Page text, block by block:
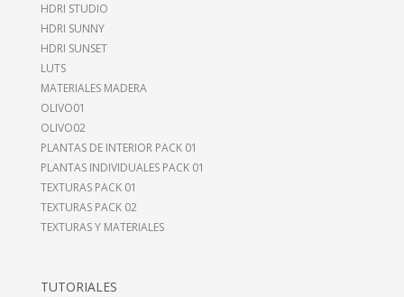
HDRI STUDIO
HDRI SUNNY
HDRI SUNSET
LUTS
MATERIALES MADERA
OLIVO01
OLIVO02
PLANTAS DE INTERIOR PACK 01
PLANTAS INDIVIDUALES PACK 01
TEXTURAS PACK 01
TEXTURAS PACK 02
TEXTURAS Y MATERIALES
TUTORIALES